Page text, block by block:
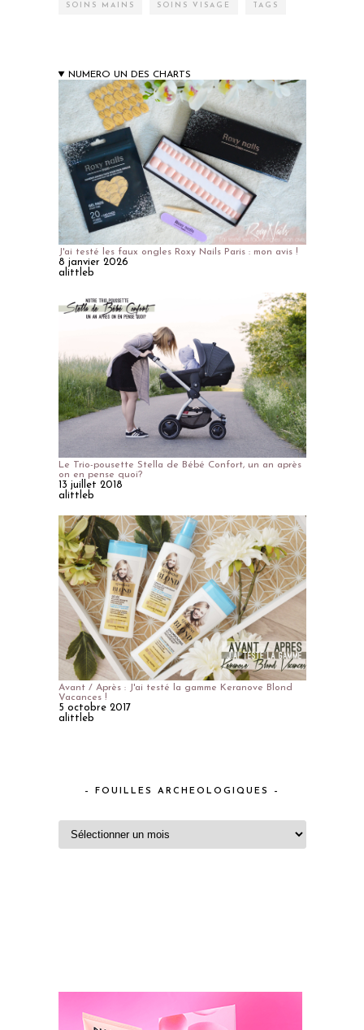
SOINS MAINS SOINS VISAGE TAGS
NUMERO UN DES CHARTS
J'ai testé les faux ongles Roxy Nails Paris : mon avis !
8 janvier 2026
alittleb
Le Trio-pousette Stella de Bébé Confort, un an après
on en pense quoi?
13 juillet 2018
alittleb
Avant / Après : J'ai testé la gamme Keranove Blond
Vacances !
5 octobre 2017
alittleb
– FOUILLES ARCHEOLOGIQUES –